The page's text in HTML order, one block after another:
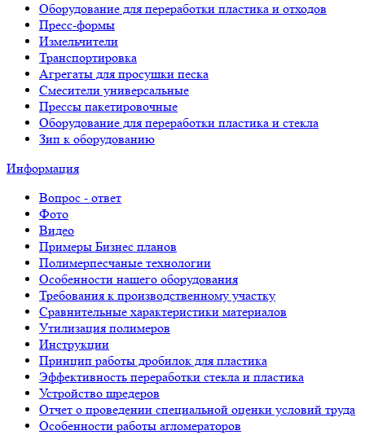
Оборудование для переработки пластика и отходов
Пресс-формы
Измельчители
Транспортировка
Агрегаты для просушки песка
Смесители универсальные
Прессы пакетировочные
Оборудование для переработки пластика и стекла
Зип к оборудованию
Информация
Вопрос - ответ
Фото
Видео
Примеры Бизнес планов
Полимерпесчаные технологии
Особенности нашего оборудования
Требования к производственному участку
Сравнительные характеристики материалов
Утилизация полимеров
Инструкции
Принцип работы дробилок для пластика
Эффективность переработки стекла и пластика
Устройство шредеров
Отчет о проведении специальной оценки условий труда
Особенности работы агломераторов